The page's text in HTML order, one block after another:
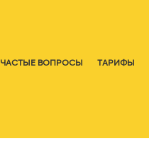
ЧАСТЫЕ ВОПРОСЫ ТАРИФЫ